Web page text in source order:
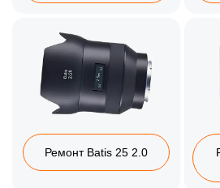
Ремонт Batis 25 2.0